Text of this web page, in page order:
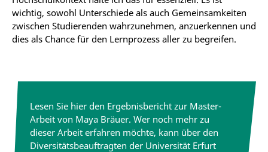
wichtig, sowohl Unterschiede als auch Gemeinsamkeiten
zwischen Studierenden wahrzunehmen, anzuerkennen und
dies als Chance für den Lernprozess aller zu begreifen.
Lesen Sie hier den Ergebnisbericht zur Master-
Arbeit von Maya Bräuer. Wer noch mehr zu
dieser Arbeit erfahren möchte, kann über den
Diversitätsbeauftragten der Universität Erfurt